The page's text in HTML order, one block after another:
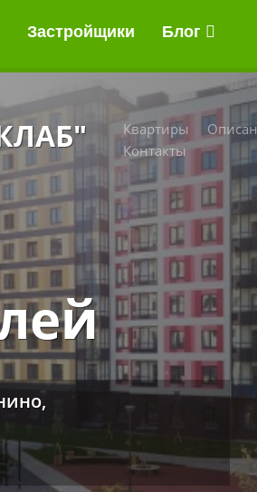
Застройщики Блог
Квартиры
Контакты